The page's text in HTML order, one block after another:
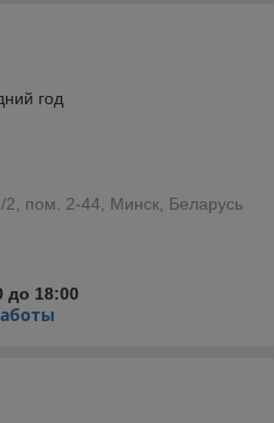
год
2, пом. 2-44, Минск, Беларусь
до 18:00